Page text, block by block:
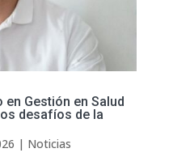
Gestión en Salud
desafíos de la
| Noticias